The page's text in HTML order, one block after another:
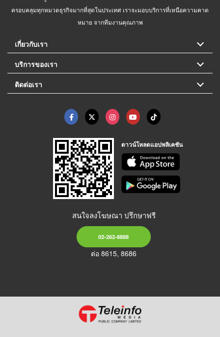
ครอบคลุมทุกหมวดธุรกิจมากที่สุดในประเทศ เราจะมอบบริการที่เหนือความคาด
หมาย จากทีมงานคุณภาพ
เกี่ยวกับเรา
บริการของเรา
ติดต่อเรา
ดาวน์โหลดแอปพลิเคชัน
สนใจลงโฆษณา ปรึกษาฟรี
02-262-8888
ต่อ 8615, 8686